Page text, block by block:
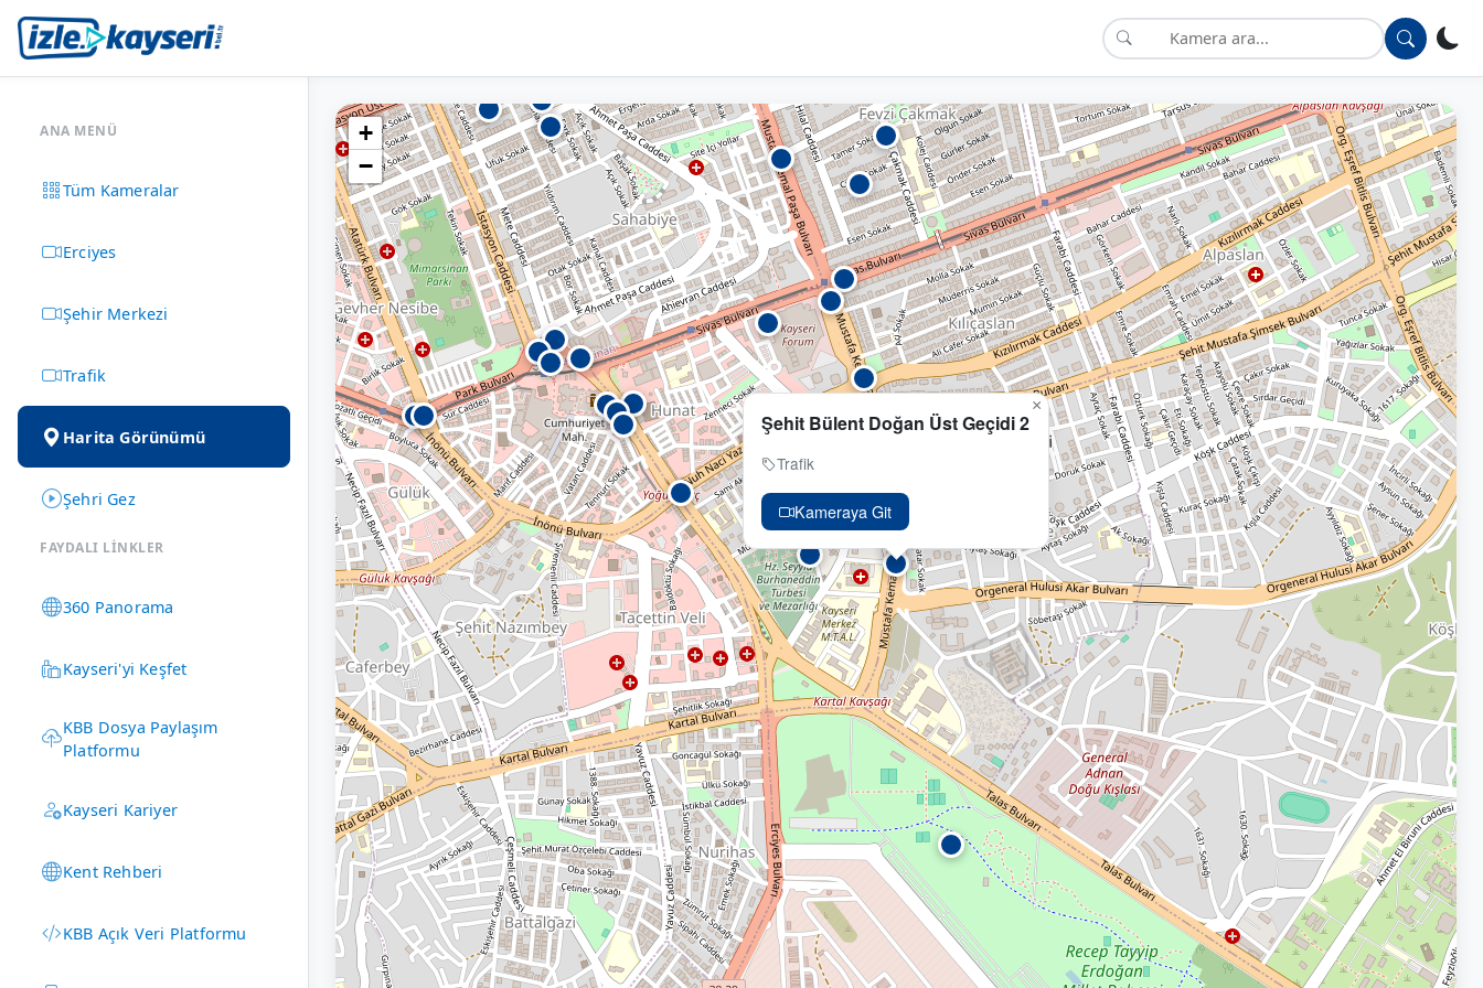
ANA MENÜ
Tüm Kameralar
Erciyes
Şehir Merkezi
Trafik
Harita Görünümü
Şehri Gez
FAYDALI LINKLER
360 Panorama
Kayseri'yi Keşfet
KBB Dosya Paylaşım
Platformu
Kayseri Kariyer
Kent Rehberi
KBB Açık Veri Platformu
Şehit Bülent Doğan Üst Geçidi 2
Trafik
Kameraya Git
×
+
−